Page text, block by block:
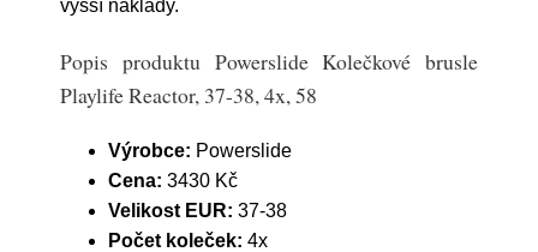
vyšší náklady.
Popis produktu Powerslide Kolečkové brusle
Playlife Reactor, 37-38, 4x, 58
Výrobce: Powerslide
Cena: 3430 Kč
Velikost EUR: 37-38
Počet koleček: 4x